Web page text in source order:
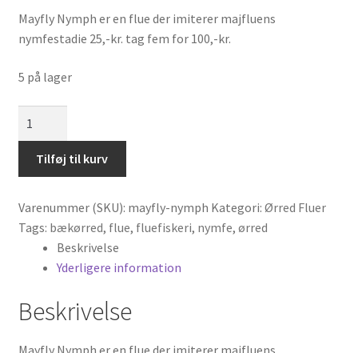
Mayfly Nymph er en flue der imiterer majfluens
nymfestadie 25,-kr. tag fem for 100,-kr.
5 på lager
antalTilføj til kurv
Varenummer (SKU): mayfly-nymph Kategori: Ørred Fluer
Tags: bækørred, flue, fluefiskeri, nymfe, ørred
Beskrivelse
Yderligere information
Beskrivelse
Mayfly Nymph er en flue der imiterer majfluens